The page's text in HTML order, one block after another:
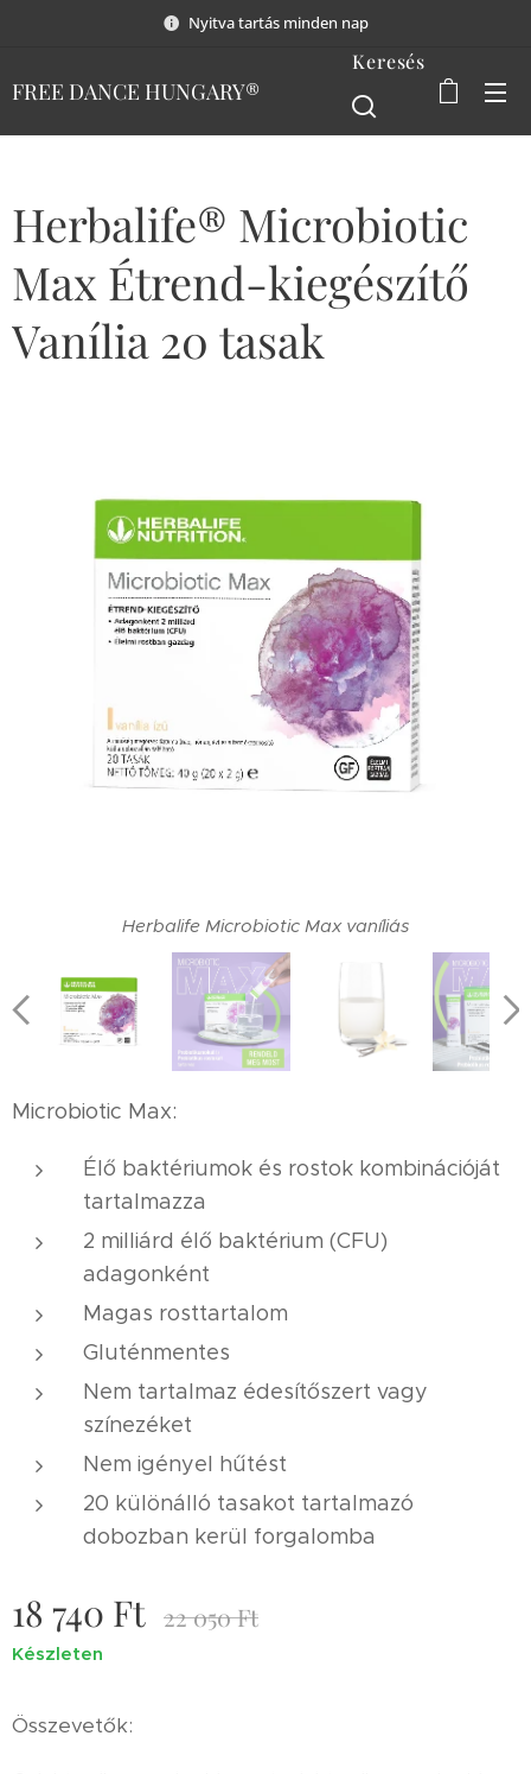
Nyitva tartás minden nap
FREE DANCE HUNGARY®
Keresés
Herbalife® Microbiotic
Max Étrend-kiegészítő
Vanília 20 tasak
Herbalife Microbiotic Max vaníliás
Microbiotic Max:
Élő baktériumok és rostok kombinációját
tartalmazza
2 milliárd élő baktérium (CFU)
adagonként
Magas rosttartalom
Gluténmentes
Nem tartalmaz édesítőszert vagy
színezéket
Nem igényel hűtést
20 különálló tasakot tartalmazó
dobozban kerül forgalomba
18 740 Ft 22 050Ft
Készleten
Összevetők: